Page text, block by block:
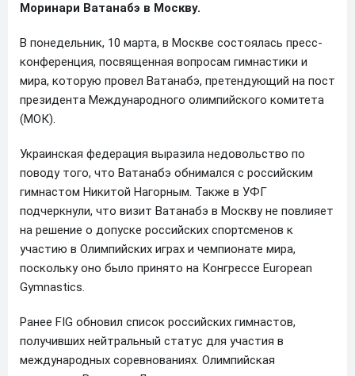
Моринари Ватанабэ в Москву.
В понедельник, 10 марта, в Москве состоялась пресс-
конференция, посвященная вопросам гимнастики и
мира, которую провел Ватанабэ, претендующий на пост
президента Международного олимпийского комитета
(МОК).
Украинская федерация выразила недовольство по
поводу того, что Ватанабэ обнимался с российским
гимнастом Никитой Нагорным. Также в УФГ
подчеркнули, что визит Ватанабэ в Москву не повлияет
на решение о допуске российских спортсменов к
участию в Олимпийских играх и чемпионате мира,
поскольку оно было принято на Конгрессе European
Gymnastics.
Ранее FIG обновил список российских гимнастов,
получивших нейтральный статус для участия в
международных соревнованиях. Олимпийская